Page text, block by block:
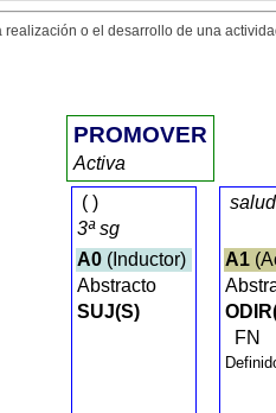
realización o el desarrollo de una
PROMOVER
Activa
()
3ª sg
A0(Inductor)
Abstracto
SUJ(S)
salud
A1
FN